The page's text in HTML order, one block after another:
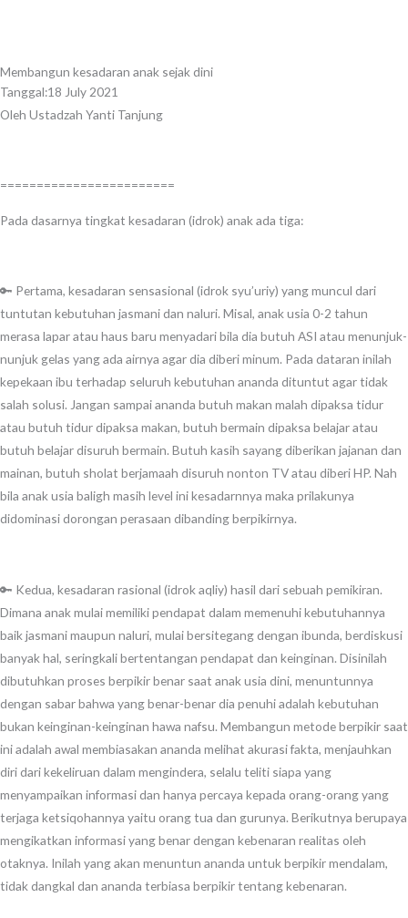
Membangun kesadaran anak sejak dini
Tanggal:18 July 2021
Oleh Ustadzah Yanti Tanjung
========================
Pada dasarnya tingkat kesadaran (idrok) anak ada tiga:
🔑 Pertama, kesadaran sensasional (idrok syu’uriy) yang muncul dari
tuntutan kebutuhan jasmani dan naluri. Misal, anak usia 0-2 tahun
merasa lapar atau haus baru menyadari bila dia butuh ASI atau menunjuk-
nunjuk gelas yang ada airnya agar dia diberi minum. Pada dataran inilah
kepekaan ibu terhadap seluruh kebutuhan ananda dituntut agar tidak
salah solusi. Jangan sampai ananda butuh makan malah dipaksa tidur
atau butuh tidur dipaksa makan, butuh bermain dipaksa belajar atau
butuh belajar disuruh bermain. Butuh kasih sayang diberikan jajanan dan
mainan, butuh sholat berjamaah disuruh nonton TV atau diberi HP. Nah
bila anak usia baligh masih level ini kesadarnnya maka prilakunya
didominasi dorongan perasaan dibanding berpikirnya.
🔑 Kedua, kesadaran rasional (idrok aqliy) hasil dari sebuah pemikiran.
Dimana anak mulai memiliki pendapat dalam memenuhi kebutuhannya
baik jasmani maupun naluri, mulai bersitegang dengan ibunda, berdiskusi
banyak hal, seringkali bertentangan pendapat dan keinginan. Disinilah
dibutuhkan proses berpikir benar saat anak usia dini, menuntunnya
dengan sabar bahwa yang benar-benar dia penuhi adalah kebutuhan
bukan keinginan-keinginan hawa nafsu. Membangun metode berpikir saat
ini adalah awal membiasakan ananda melihat akurasi fakta, menjauhkan
diri dari kekeliruan dalam mengindera, selalu teliti siapa yang
menyampaikan informasi dan hanya percaya kepada orang-orang yang
terjaga ketsiqohannya yaitu orang tua dan gurunya. Berikutnya berupaya
mengikatkan informasi yang benar dengan kebenaran realitas oleh
otaknya. Inilah yang akan menuntun ananda untuk berpikir mendalam,
tidak dangkal dan ananda terbiasa berpikir tentang kebenaran.